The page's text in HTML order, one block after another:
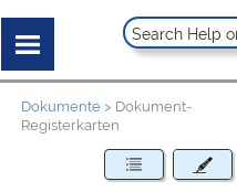
Dokumente > Dokument-
Registerkarten